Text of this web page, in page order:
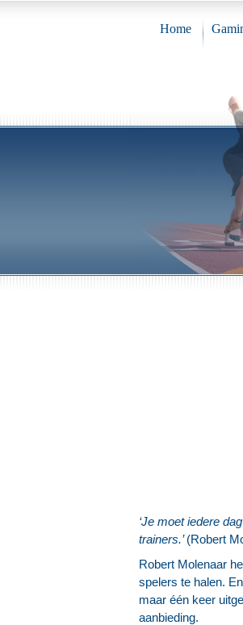
Home
‘Je moet iedere
trainers.’(Robert
Robert Molenaar
spelers te halen.
maar één keer
aanbieding.